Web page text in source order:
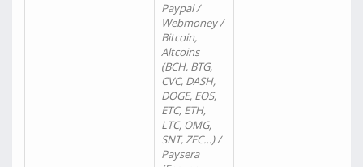
Paypal /
Webmoney /
Bitcoin,
Altcoins
(BCH, BTG,
CVC, DASH,
DOGE, EOS,
ETC, ETH,
LTC, OMG,
SNT, ZEC…) /
Paysera